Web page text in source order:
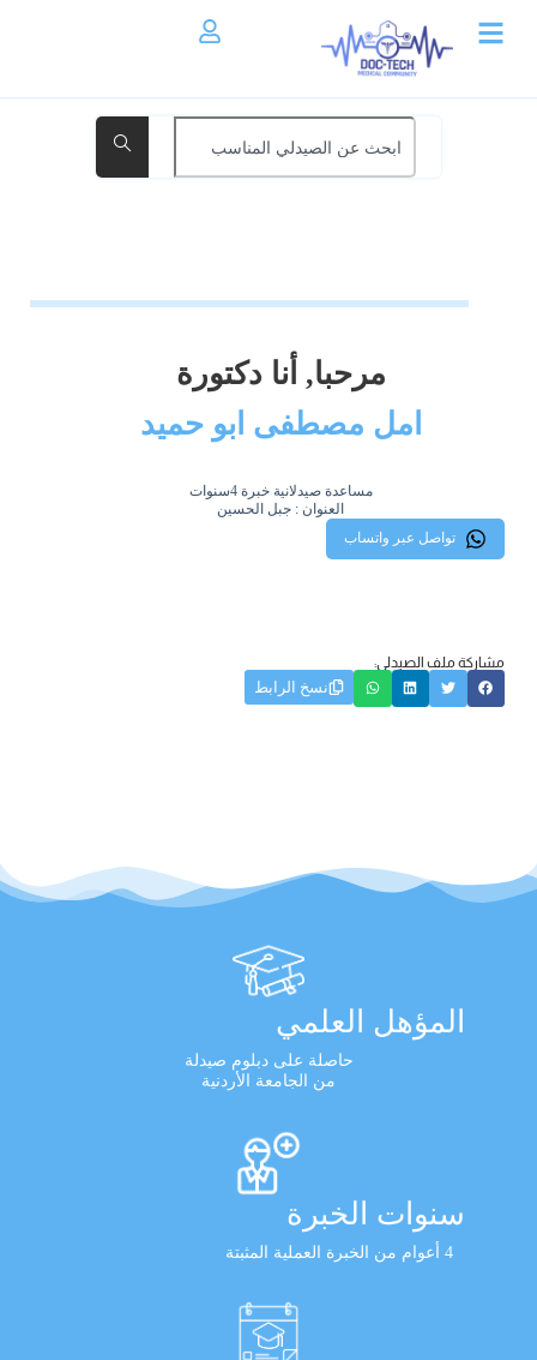
مرحبا, أنا دكتورة
امل مصطفى ابو حميد
مساعدة صيدلانية خبرة 4سنوات
العنوان : جبل الحسين
تواصل عبر واتساب
مشاركة ملف الصيدلي:
نسخ الرابط
المؤهل العلمي
حاصلة على دبلوم صيدلة
من الجامعة الأردنية
سنوات الخبرة
4 أعوام من الخبرة العملية المثبتة